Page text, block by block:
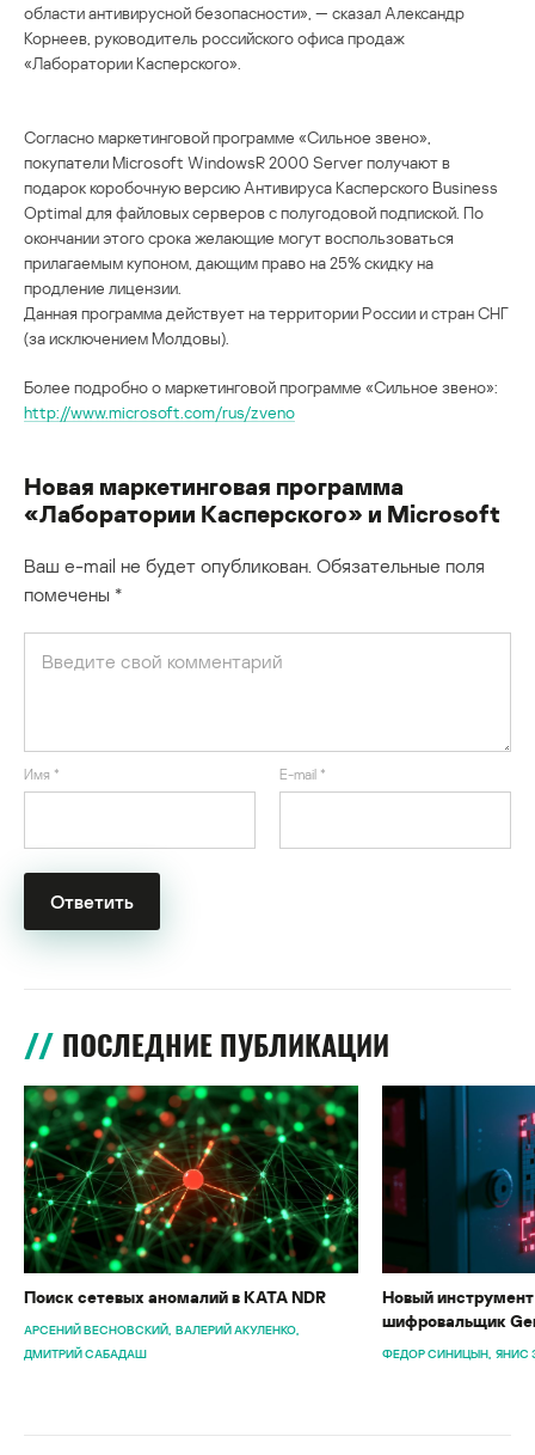
области антивирусной безопасности», — сказал Александр
Корнеев, руководитель российского офиса продаж
«Лаборатории Касперского».
Согласно маркетинговой программе «Сильное звено»,
покупатели Microsoft WindowsR 2000 Server получают в
подарок коробочную версию Антивируса Касперского Business
Optimal для файловых серверов с полугодовой подпиской. По
окончании этого срока желающие могут воспользоваться
прилагаемым купоном, дающим право на 25% скидку на
продление лицензии.
Данная программа действует на территории России и стран СНГ
(за исключением Молдовы).
Более подробно о маркетинговой программе «Сильное звено»:
http://www.microsoft.com/rus/zveno
Новая маркетинговая программа
«Лаборатории Касперского» и Microsoft
Ваш e-mail не будет опубликован. Обязательные поля
помечены *
Имя * E-mail *
ПОСЛЕДНИЕ ПУБЛИКАЦИИ
Поиск сетевых аномалий в KATA NDR
АРСЕНИЙ ВЕСНОВСКИЙ ВАЛЕРИЙ АКУЛЕНКО
ДМИТРИЙ САБАДАШ
Новый
шифровальщик
ФЕДОР СИНИЦЫН ЯНИС